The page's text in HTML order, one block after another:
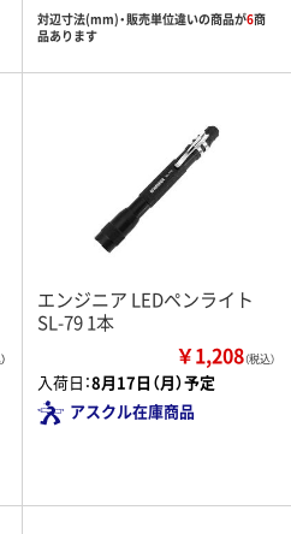
対辺寸法(mm)・販売単位違いの商品が6商
品あります
エンジニア LEDペンライト
SL-79 1本
￥1,208（税込）
入荷日：8月17日（月）予定
アスクル在庫商品